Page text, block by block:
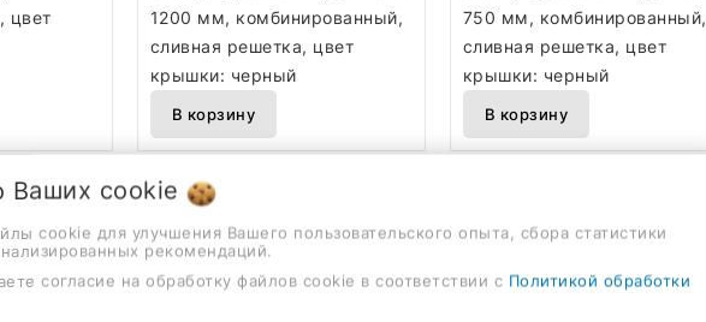
цвет
1200 мм, комбинированный,
сливная решетка, цвет
крышки: черный
В корзину
750 мм, комбинированный,
сливная решетка, цвет
крышки: черный
В корзину
Трап/канал Roxen Slim
Трап/канал Roxen Slim
Ваших cookie
cookie для улучшения Вашего пользовательского опыта, сбора статистики
рекомендаций.
согласие на обработку файлов cookie в соответствии с Политикой обработки